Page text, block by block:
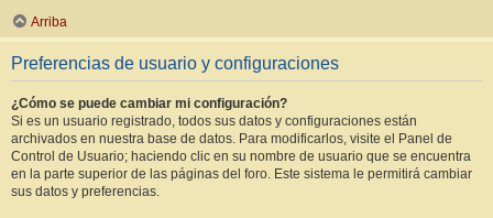
Arriba
Preferencias de usuario y configuraciones
¿Cómo se puede cambiar mi configuración?
Si es un usuario registrado, todos sus datos y configuraciones están
archivados en nuestra base de datos. Para modificarlos, visite el Panel de
Control de Usuario; haciendo clic en su nombre de usuario que se encuentra
en la parte superior de las páginas del foro. Este sistema le permitirá cambiar
sus datos y preferencias.